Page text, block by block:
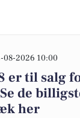
08-2026 10:00
er til salg
de
her